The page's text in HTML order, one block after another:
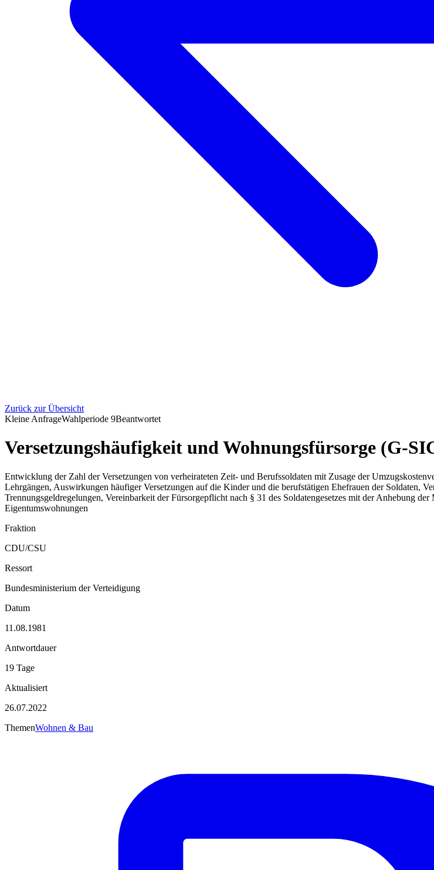
Zurück zur Übersicht
Kleine AnfrageWahlperiode 9Beantwortet
Versetzungshäufigkeit und Wohnungsfürsorge (G-
Entwicklung der Zahl der Versetzungen von verheirateten Zeit- und Berufssoldaten mit Zusage der
Lehrgängen, Auswirkungen häufiger Versetzungen auf die Kinder und die berufstätigen Ehefrauen der Soldaten,
Trennungsgeldregelungen, Vereinbarkeit der Fürsorgepflicht nach § 31 des Soldatengesetzes mit der Anhebung
Eigentumswohnungen
Fraktion
CDU/CSU
Ressort
Bundesministerium der Verteidigung
Datum
11.08.1981
Antwortdauer
19 Tage
Aktualisiert
26.07.2022
ThemenWohnen & Bau